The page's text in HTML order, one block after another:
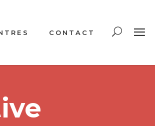
CONTACT